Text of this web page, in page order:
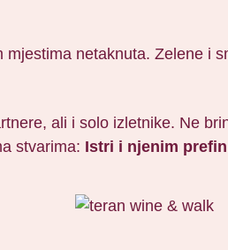
netaknuta. Zelene i
ali i solo izletnike. Ne
stvarima: Istri i njenim